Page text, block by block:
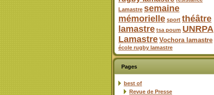
Lamastre semaine
mémorielle sport théâtre
lamastre tsa poum UNRPA
Lamastre Vochora lamastre
école rugby lamastre
Pages
best of
Revue de Presse